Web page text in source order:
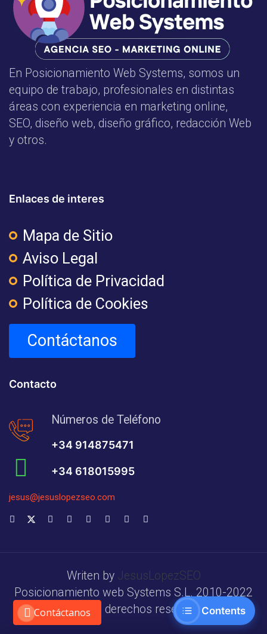
En Posicionamiento Web Systems, somos un
equipo de trabajo, profesionales en distintas
áreas con experiencia en marketing online,
SEO, diseño web, diseño gráfico, redacción Web
y otros.
Enlaces de interes
Mapa de Sitio
Aviso Legal
Política de Privacidad
Política de Cookies
Contáctanos
Contacto
Números de Teléfono
+34 914875471
+34 618015995
jesus@jesuslopezseo.com
Writen by JesusLopezSEO
Posicionamiento web Systems S.L. 2010-2022
Todos los derechos reservados.Contents
Contáctanos